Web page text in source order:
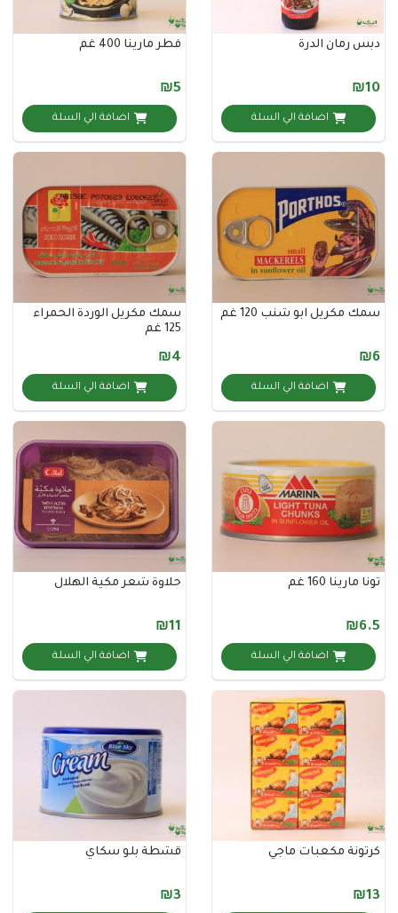
الدرة
اضافة الي السلة
فطر مارينا 400 غم
اضافة الي السلة
ابو شنب 120 غم
اضافة الي السلة
سمك مكريل الوردة الحمراء
اضافة الي السلة
160 غم
اضافة الي السلة
حلاوة شعر مكية الهلال
اضافة الي السلة
مكعبات ماجي قشطة بلو سكاي